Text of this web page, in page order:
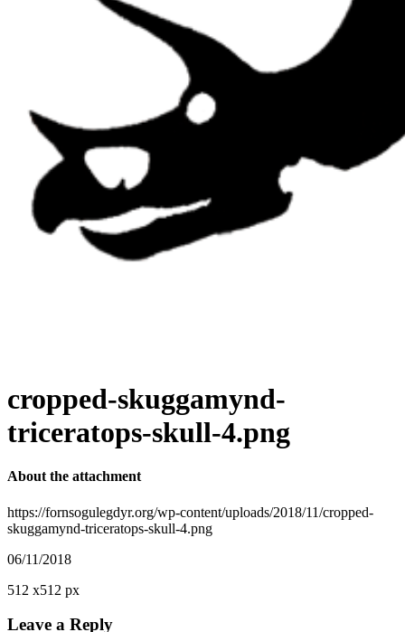
cropped-skuggamynd-
triceratops-skull-4.png
About the attachment
https://fornsogulegdyr.org/wp-content/uploads/2018/11/cropped-
skuggamynd-triceratops-skull-4.png
06/11/2018
512 x512 px
Leave a Reply